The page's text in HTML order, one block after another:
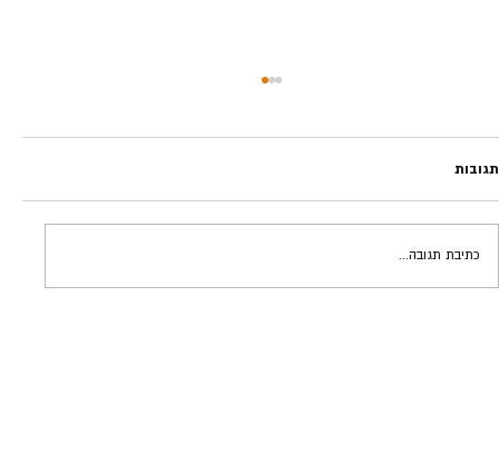
פיפטי פיפטי | אלי פנגס
תגובות
כתיבת תגובה...